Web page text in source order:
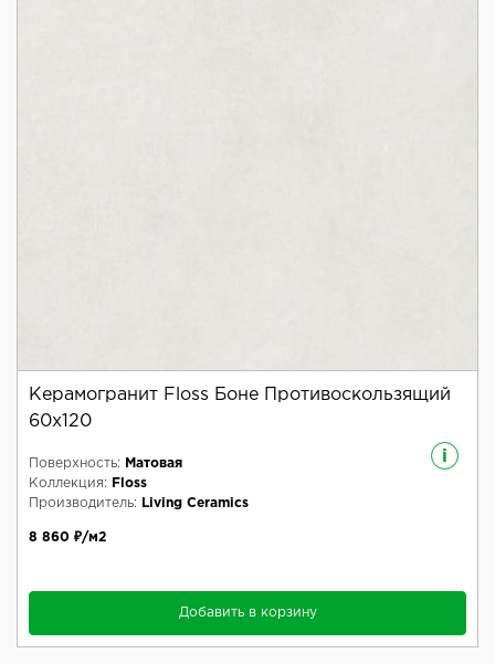
Керамогранит Floss Боне Противоскользящий
60x120
i
Поверхность:
Матовая
Коллекция:
Floss
Производитель:
Living Ceramics
8 860 ₽/м2
Добавить в корзину